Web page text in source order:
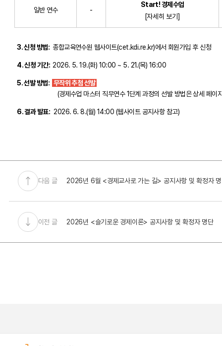
일반 연수 -
Start! 경제수업
[자세히 보기]
3. 신청 방법: 종합교육연수원 웹사이트(cet.kdi.re.kr)에서 회원가입 후 신청
4. 신청 기간:2026. 5. 19.(화) 10:00 ~ 5. 21.(목) 16:00
5. 선발 방법: 무작위 추첨 선발
(경제수업 마스터 직무연수 1단계 과정의 선발 방법은 상세 페이지
6. 결과 발표: 2026. 6. 8.(월) 14:00 (웹사이트 공지사항 참고)
다음 글 2026년 6월 <경제교사로 가는 길> 공지사항 및 확정자
이전 글 2026년 <슬기로운 경제이론> 공지사항 및 확정자 명단